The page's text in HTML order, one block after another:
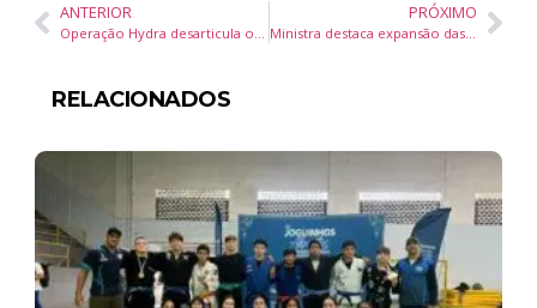
ANTERIOR
Operação Hydra desarticula organização de tráfico interestadual de drogas e causa prejuízo de R$ 16,2 milhões ao crime em Santa Catarina
PRÓXIMO
Ministra destaca expansão das Casas da Igualdade Racial, titulação quilombola e Lei de Cotas no “Bom Dia, Ministra”
RELACIONADOS